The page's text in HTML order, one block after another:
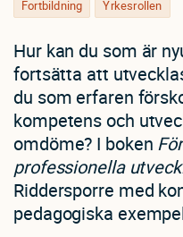
Fortbildning Yrkesrollen
Hur kan du som är
fortsätta att
du som erfaren
kompetens och
omdöme? I boken
professionella
Riddersporre med
pedagogiska